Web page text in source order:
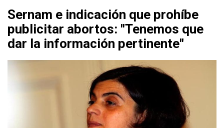
Sernam e indicación que prohíbe
publicitar abortos: "Tenemos que
dar la información pertinente"